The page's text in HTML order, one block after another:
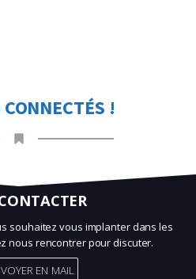
!
souhaitez vous implanter dans les
nous rencontrer pour discuter.
EN MAIL